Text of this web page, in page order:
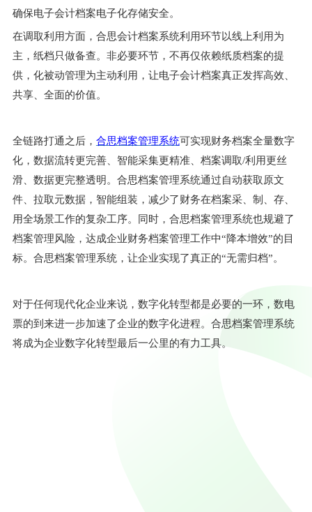
确保电子会计档案电子化存储安全。
在调取利用方面，合思会计档案系统利用环节以线上利用为
主，纸档只做备查。非必要环节，不再仅依赖纸质档案的提
供，化被动管理为主动利用，让电子会计档案真正发挥高效、
共享、全面的价值。
全链路打通之后， 合思档案管理系统可实现财务档案全量数字
化，数据流转更完善、智能采集更精准、档案调取/利用更丝
滑、数据更完整透明。合思档案管理系统通过自动获取原文
件、拉取元数据，智能组装，减少了财务在档案采、制、存、
用全场景工作的复杂工序。同时，合思档案管理系统也规避了
档案管理风险，达成企业财务档案管理工作中“降本增效”的目
标。合思档案管理系统，让企业实现了真正的“无需归档”。
对于任何现代化企业来说，数字化转型都是必要的一环，数电
票的到来进一步加速了企业的数字化进程。合思档案管理系统
将成为企业数字化转型最后一公里的有力工具。